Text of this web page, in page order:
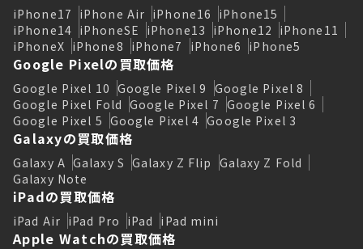
iPhone17 iPhone Air iPhone16 iPhone15
iPhone14 iPhoneSE iPhone13 iPhone12 iPhone11
iPhoneX iPhone8 iPhone7 iPhone6 iPhone5
Google Pixelの買取価格
Google Pixel 10 Google Pixel 9 Google Pixel 8
Google Pixel Fold Google Pixel 7 Google Pixel 6
Google Pixel 5 Google Pixel 4 Google Pixel 3
Galaxyの買取価格
Galaxy A Galaxy S Galaxy Z Flip Galaxy Z Fold
Galaxy Note
iPadの買取価格
iPad Air iPad Pro iPad iPad mini
Apple Watchの買取価格